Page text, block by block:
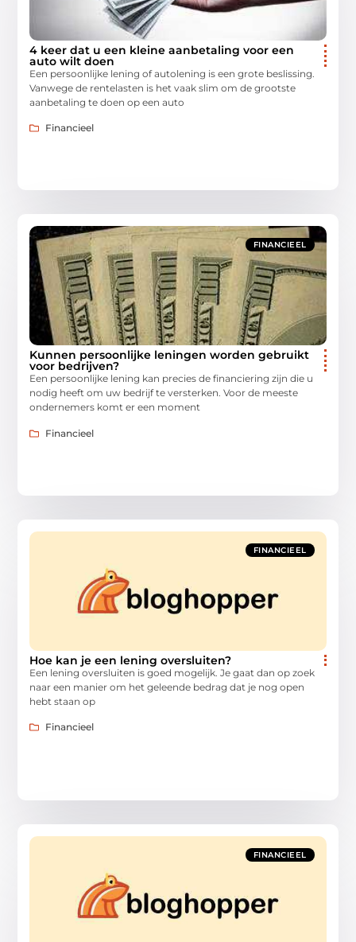
4 keer dat u een kleine aanbetaling voor een
auto wilt doen
Een persoonlijke lening of autolening is een grote beslissing.
Vanwege de rentelasten is het vaak slim om de grootste
aanbetaling te doen op een auto
Financieel
FINANCIEEL
Kunnen persoonlijke leningen worden gebruikt
voor bedrijven?
Een persoonlijke lening kan precies de financiering zijn die u
nodig heeft om uw bedrijf te versterken. Voor de meeste
ondernemers komt er een moment
Financieel
FINANCIEEL
Hoe kan je een lening oversluiten?
Een lening oversluiten is goed mogelijk. Je gaat dan op zoek
naar een manier om het geleende bedrag dat je nog open
hebt staan op
Financieel
FINANCIEEL